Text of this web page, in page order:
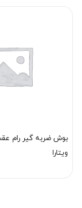
بوش ضربه گیر رام
ویتارا